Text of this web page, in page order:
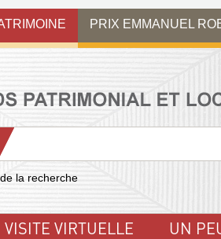
PRIX EMMANUEL
la recherche
VISITE VIRTUELLE UN